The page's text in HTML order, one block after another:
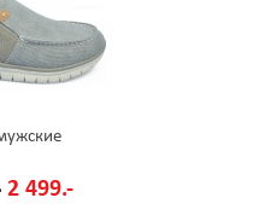
2 499.-